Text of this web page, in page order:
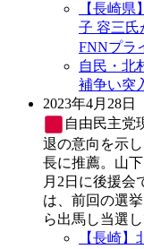
【長崎
子 容三氏
FNNプラ
自民・北
補争い突
2023年4月28日
自由民主党
退の意向を示
長に推薦。山
月2日に後援会
は、前回の選
ら出馬し当選
【長崎